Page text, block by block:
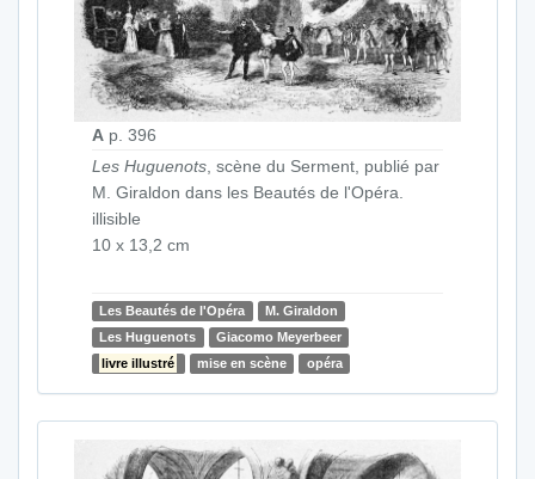
A p. 396
Les Huguenots , scène du Serment, publié par
M. Giraldon dans les Beautés de l'Opéra.
illisible
10 x 13,2 cm
Les Beautés de l'Opéra
M. Giraldon
Les Huguenots
Giacomo Meyerbeer
livre illustré
mise en scène opéra